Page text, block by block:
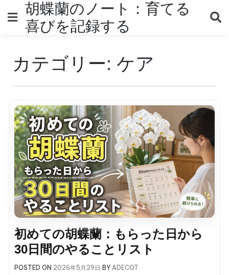
to
content
胡蝶蘭のノート：育てる
喜びを記録する
カテゴリー: ケア
初めての胡蝶蘭：もらった日から
30日間のやることリスト
POSTED ON 2026年5月29日 BY ADECOT